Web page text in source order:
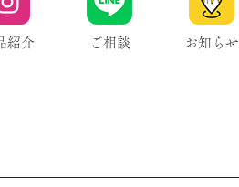
紹介 ご相談 お知らせ